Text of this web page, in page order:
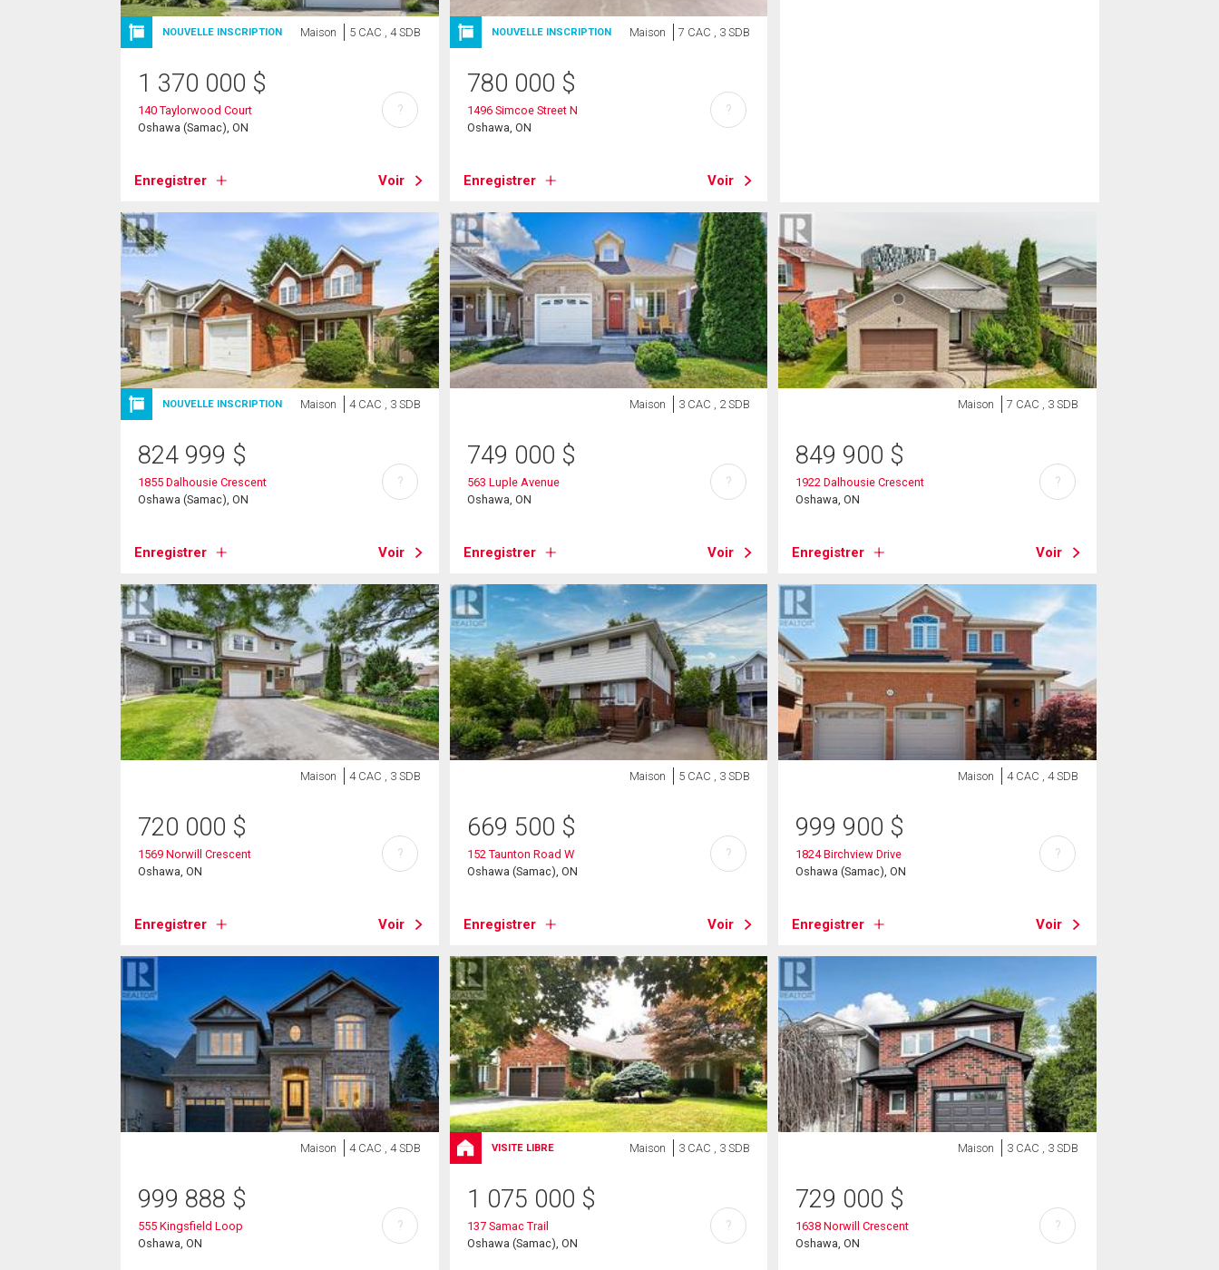
NOUVELLE INSCRIPTION Maison 5 CAC , 4 SDB
1 370 000 $
140 Taylorwood Court
Oshawa (Samac), ON
Enregistrer Voir
?
NOUVELLE INSCRIPTION Maison 7 CAC , 3 SDB
780 000 $
1496 Simcoe Street N
Oshawa, ON
Enregistrer Voir
?
NOUVELLE INSCRIPTION Maison 4 CAC , 3 SDB
824 999 $
1855 Dalhousie Crescent
Oshawa (Samac), ON
Enregistrer Voir
?
Maison 3 CAC , 2 SDB
749 000 $
563 Luple Avenue
Oshawa, ON
Enregistrer Voir
?
Maison 7 CAC , 3 SDB
849 900 $
1922 Dalhousie Crescent
Oshawa, ON
Enregistrer Voir
?
Maison 4 CAC , 3 SDB
720 000 $
1569 Norwill Crescent
Oshawa, ON
Enregistrer Voir
?
Maison 5 CAC , 3 SDB
669 500 $
152 Taunton Road W
Oshawa (Samac), ON
Enregistrer Voir
?
Maison 4 CAC , 4 SDB
999 900 $
1824 Birchview Drive
Oshawa (Samac), ON
Enregistrer Voir
?
Maison 4 CAC , 4 SDB
999 888 $
555 Kingsfield Loop
Oshawa, ON
?
VISITE LIBRE Maison 3 CAC , 3 SDB
1 075 000 $
137 Samac Trail
Oshawa (Samac), ON
?
Maison 3 CAC , 3 SDB
729 000 $
1638 Norwill Crescent
Oshawa, ON
?